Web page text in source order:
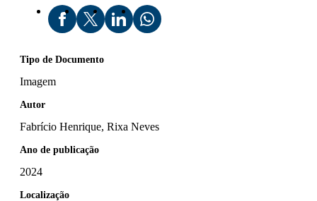
Tipo de Documento
Imagem
Autor
Fabrício Henrique, Rixa Neves
Ano de publicação
2024
Localização